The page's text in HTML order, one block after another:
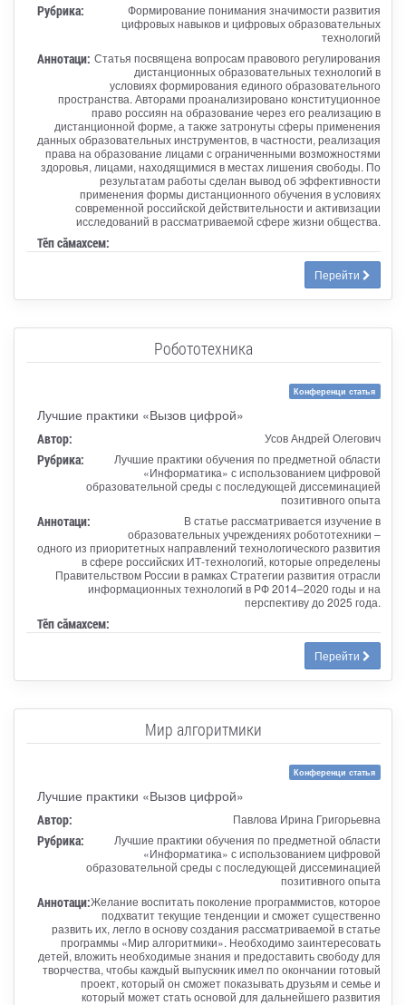
Рубрика:
Формирование понимания значимости развития
цифровых навыков и цифровых образовательных
технологий
Аннотаци: Статья посвящена вопросам правового регулирования
дистанционных образовательных технологий в
условиях формирования единого образовательного
пространства. Авторами проанализировано конституционное
право россиян на образование через его реализацию в
дистанционной форме, а также затронуты сферы применения
данных образовательных инструментов, в частности, реализация
права на образование лицами с ограниченными возможностями
здоровья, лицами, находящимися в местах лишения свободы. По
результатам работы сделан вывод об эффективности
применения формы дистанционного обучения в условиях
современной российской действительности и активизации
исследований в рассматриваемой сфере жизни общества.
Тӗп сӑмахсем:
Перейти
Робототехника
Конференци статья
Лучшие практики «Вызов цифрой»
Автор: Усов Андрей Олегович
Рубрика:
Лучшие практики обучения по предметной области
«Информатика» с использованием цифровой
образовательной среды с последующей диссеминацией
позитивного опыта
Аннотаци:
В статье рассматривается изучение в
образовательных учреждениях робототехники –
одного из приоритетных направлений технологического развития
в сфере российских ИТ-технологий, которые определены
Правительством России в рамках Стратегии развития отрасли
информационных технологий в РФ 2014–2020 годы и на
перспективу до 2025 года.
Тӗп сӑмахсем:
Перейти
Мир алгоритмики
Конференци статья
Лучшие практики «Вызов цифрой»
Автор: Павлова Ирина Григорьевна
Рубрика:
Лучшие практики обучения по предметной области
«Информатика» с использованием цифровой
образовательной среды с последующей диссеминацией
позитивного опыта
Аннотаци:Желание воспитать поколение программистов, которое
подхватит текущие тенденции и сможет существенно
развить их, легло в основу создания рассматриваемой в статье
программы «Мир алгоритмики». Необходимо заинтересовать
детей, вложить необходимые знания и предоставить свободу для
творчества, чтобы каждый выпускник имел по окончании готовый
проект, который он сможет показывать друзьям и семье и
который может стать основой для дальнейшего развития